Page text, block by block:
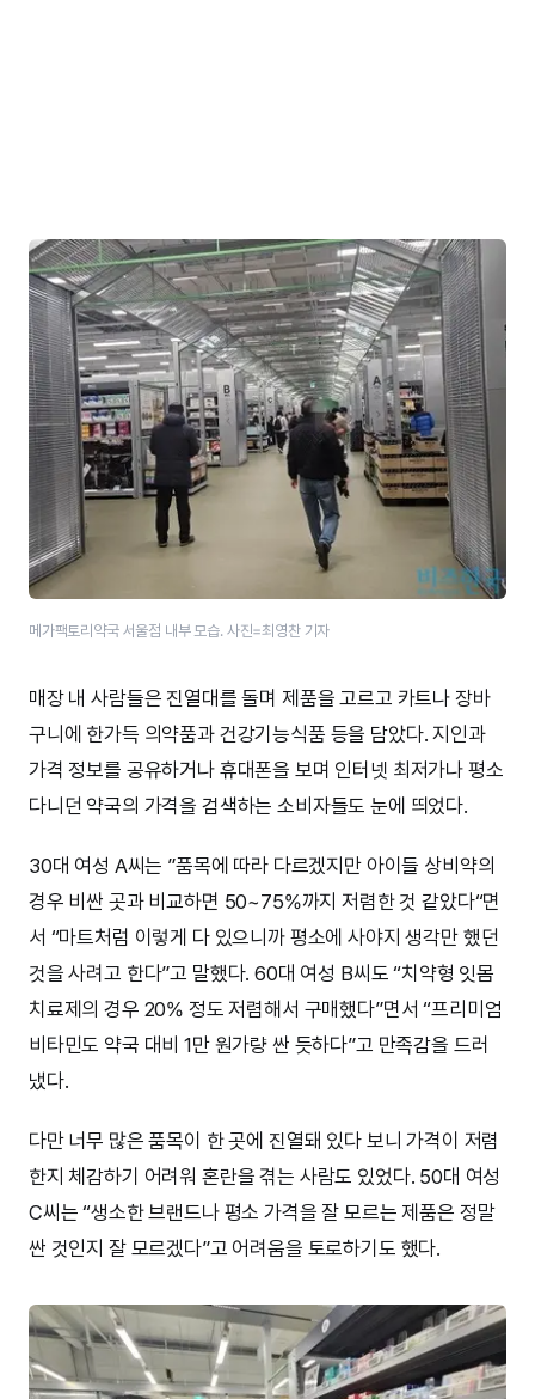
메가팩토리약국 서울점 내부 모습. 사진=최영찬 기자
매장 내 사람들은 진열대를 돌며 제품을 고르고 카트나 장바
구니에 한가득 의약품과 건강기능식품 등을 담았다. 지인과
가격 정보를 공유하거나 휴대폰을 보며 인터넷 최저가나 평소
다니던 약국의 가격을 검색하는 소비자들도 눈에 띄었다.
30대 여성 A씨는 ”품목에 따라 다르겠지만 아이들 상비약의
경우 비싼 곳과 비교하면 50~75%까지 저렴한 것 같았다“면
서 “마트처럼 이렇게 다 있으니까 평소에 사야지 생각만 했던
것을 사려고 한다”고 말했다. 60대 여성 B씨도 “치약형 잇몸
치료제의 경우 20% 정도 저렴해서 구매했다”면서 “프리미엄
비타민도 약국 대비 1만 원가량 싼 듯하다”고 만족감을 드러
냈다.
다만 너무 많은 품목이 한 곳에 진열돼 있다 보니 가격이 저렴
한지 체감하기 어려워 혼란을 겪는 사람도 있었다. 50대 여성
C씨는 “생소한 브랜드나 평소 가격을 잘 모르는 제품은 정말
싼 것인지 잘 모르겠다”고 어려움을 토로하기도 했다.